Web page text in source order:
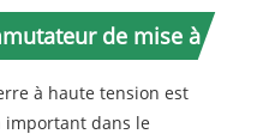
de mise à
à haute tension est
dans le